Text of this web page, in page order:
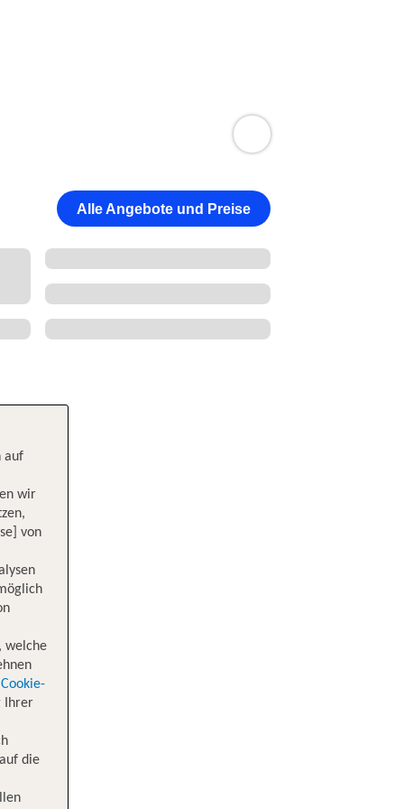
Alle Angebote und Preise
auf
wir
von
welche
Cookie-
Ihrer
die